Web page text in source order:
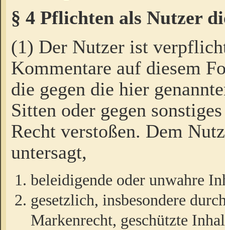
§ 4 Pflichten als Nutzer
(1) Der Nutzer ist
Kommentare auf diesem
die gegen die hier
Sitten oder gegen
Recht verstoßen. Dem
untersagt,
beleidigende oder unwahre
gesetzlich, insbesondere
Markenrecht, geschützte